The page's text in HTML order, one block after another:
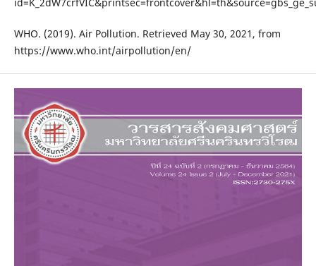
WHO. (2019). Air Pollution. Retrieved May 30, 2021, from
https://www.who.int/airpollution/en/